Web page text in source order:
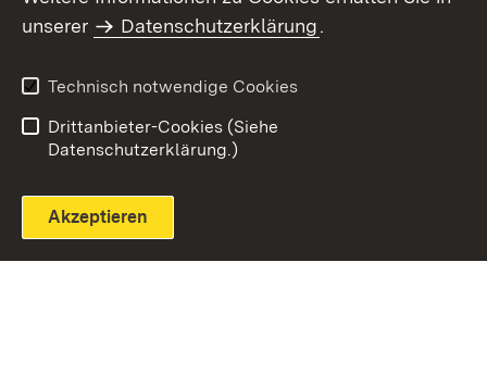
unserer
Datenschutzerklärung.
Technisch notwendige Cookies
Drittanbieter-Cookies (Siehe
Datenschutzerklärung.)
Akzeptieren